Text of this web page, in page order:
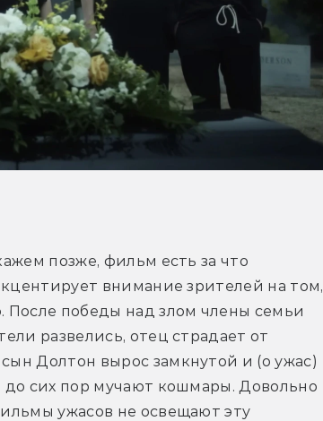
позже, фильм есть за что
внимание зрителей на том,
После победы над злом члены семьи
развелись, отец страдает от
Долтон вырос замкнутой и (о ужас)
до сих пор мучают кошмары. Довольно
ужасов не освещают эту